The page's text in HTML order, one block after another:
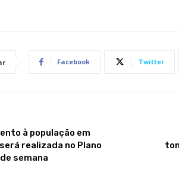
Facebook Twitter
à população em
realizada no Plano
semana